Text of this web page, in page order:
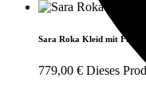
Sara Roka Kleid mit
779,00 € Dieses